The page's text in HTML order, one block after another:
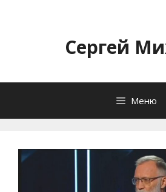
содержимомуСергей
Меню